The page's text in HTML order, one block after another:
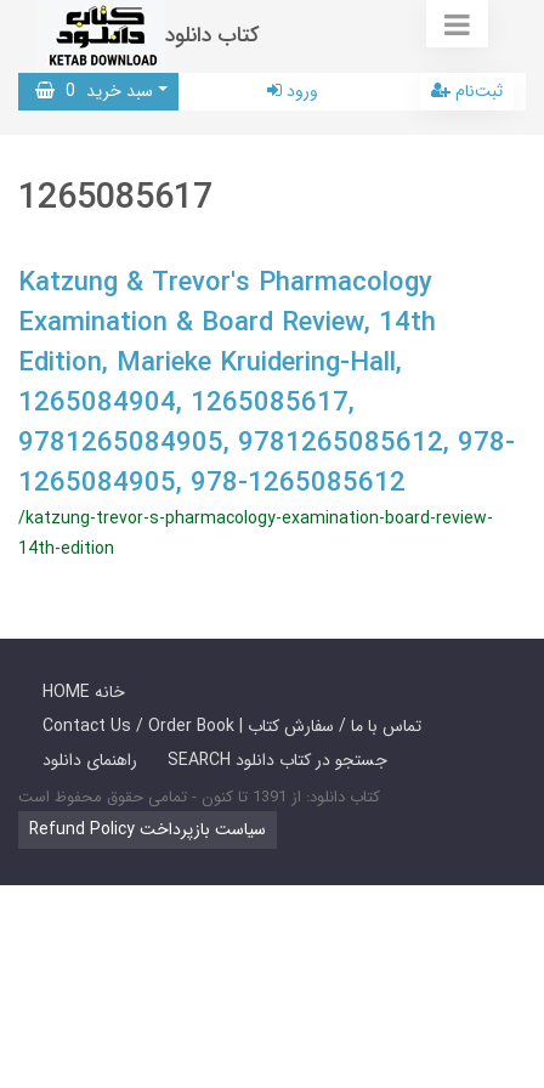
کتاب دانلود
سبد خرید 0 ورود ثبت‌نام
1265085617
Katzung & Trevor's Pharmacology
Examination & Board Review, 14th
Edition, Marieke Kruidering-Hall,
1265084904, 1265085617,
9781265084905, 9781265085612, 978-
1265084905, 978-1265085612
/katzung-trevor-s-pharmacology-examination-board-review-
14th-edition
HOME خانه
Contact Us / Order Book | تماس با ما / سفارش کتاب
راهنمای دانلود
SEARCH جستجو در کتاب دانلود
کتاب دانلود: از 1391 تا کنون - تمامی حقوق محفوظ است
Refund Policy سیاست بازپرداخت